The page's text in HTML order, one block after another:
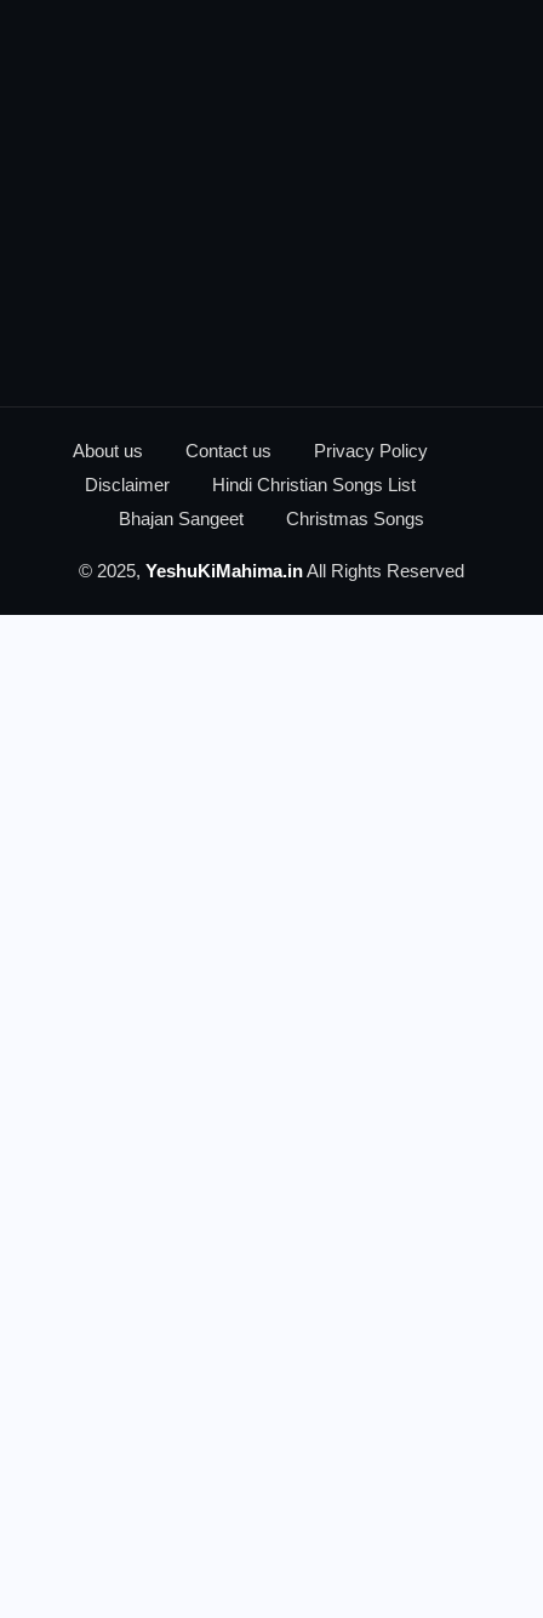
About us Contact us
Privacy Policy
Disclaimer
Hindi Christian Songs List
Bhajan Sangeet
Christmas Songs
© 2025, YeshuKiMahima.inAll Rights Reserved